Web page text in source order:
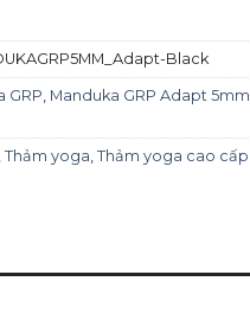
Black
GRP, Manduka GRP Adapt 5mm
, Thảm yoga, Thảm yoga cao cấp